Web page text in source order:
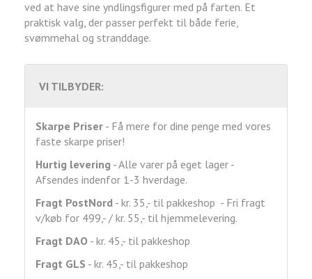
ved at have sine yndlingsfigurer med på farten. Et
praktisk valg, der passer perfekt til både ferie,
svømmehal og stranddage.
VI TILBYDER:
Skarpe Priser - Få mere for dine penge med vores
faste skarpe priser!
Hurtig levering - Alle varer på eget lager -
Afsendes indenfor 1-3 hverdage.
Fragt PostNord - kr. 35,- til pakkeshop - Fri fragt
v/køb for 499,- / kr. 55,- til hjemmelevering.
Fragt DAO - kr. 45,- til pakkeshop
Fragt GLS - kr. 45,- til pakkeshop